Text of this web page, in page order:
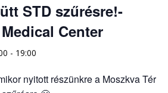
STD szűrésre!-
Center
- 19:00
nyitott részünkre a Moszkva Tér